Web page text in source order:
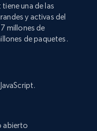
tiene una de las
y activas del
millones de
de paquetes.
abierto